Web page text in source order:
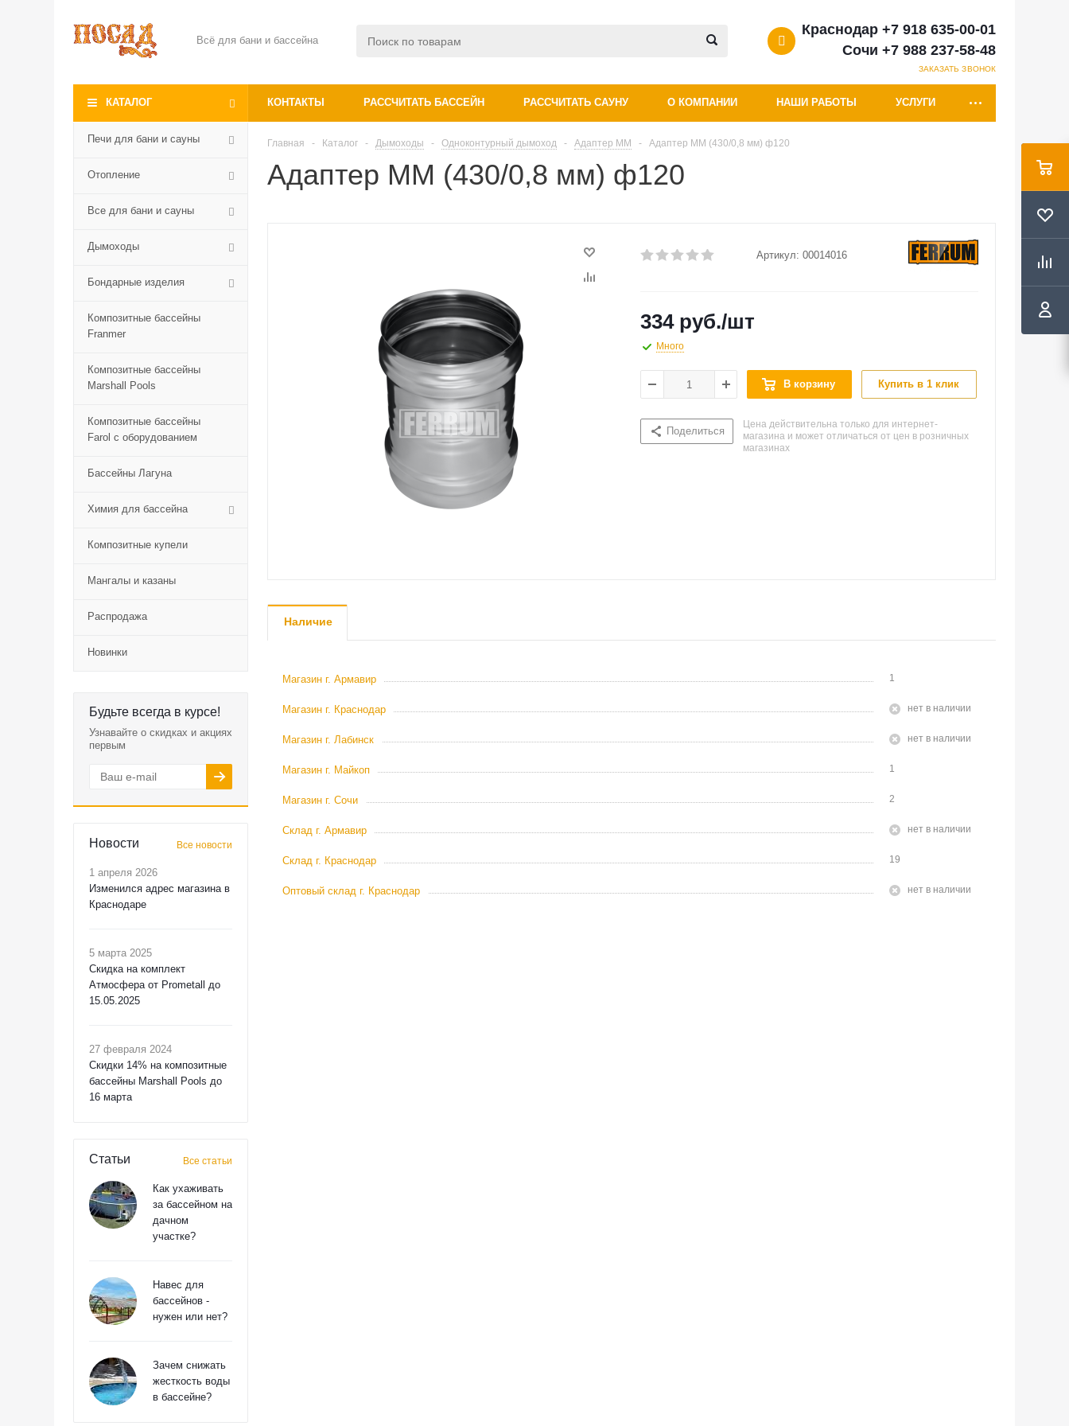
Всё для бани и бассейна
Краснодар +7 918 635-00-01
Сочи +7 988 237-58-48
ЗАКАЗАТЬ ЗВОНОК
КАТАЛОГ КОНТАКТЫ РАССЧИТАТЬ БАССЕЙН РАССЧИТАТЬ САУНУ О КОМПАНИИ НАШИ РАБОТЫ УСЛУГИ
Печи для бани и сауны
Отопление
Все для бани и сауны
Дымоходы
Бондарные изделия
Композитные бассейны
Franmer
Композитные бассейны
Marshall Pools
Композитные бассейны
Farol с оборудованием
Бассейны Лагуна
Химия для бассейна
Композитные купели
Мангалы и казаны
Распродажа
Новинки
Будьте всегда в курсе!
Узнавайте о скидках и акциях
первым
Новости Все новости
1 апреля 2026
Изменился адрес магазина в
Краснодаре
5 марта 2025
Скидка на комплект
Атмосфера от Prometall до
15.05.2025
27 февраля 2024
Скидки 14% на композитные
бассейны Marshall Pools до
16 марта
Статьи Все статьи
Как ухаживать
за бассейном на
дачном
участке?
Навес для
бассейнов -
нужен или нет?
Зачем снижать
жесткость воды
в бассейне?
Главная - Каталог - Дымоходы - Одноконтурный дымоход - Адаптер ММ - Адаптер ММ (430/0,8 мм) ф120
Адаптер ММ (430/0,8 мм) ф120
Артикул: 00014016
334 руб./шт
Много
В корзину Купить в 1 клик
Поделиться
Цена действительна только для интернет-
магазина и может отличаться от цен в розничных
магазинах
Наличие
Магазин г. Армавир 1
Магазин г. Краснодар Нет в наличии
Магазин г. Лабинск Нет в наличии
Магазин г. Майкоп 1
Магазин г. Сочи 2
Склад г. Армавир Нет в наличии
Склад г. Краснодар 19
Оптовый склад г. Краснодар Нет в наличии